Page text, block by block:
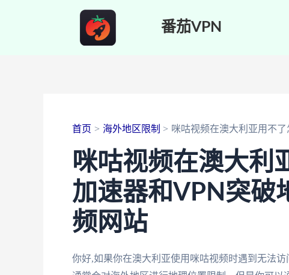
番茄VPN
首页 海外地区限制 咪咕视频在澳大利亚用不了
咪咕视频在澳大利
加速器和VPN突破
频网站
你好,如果你在澳大利亚使用咪咕视频时遇到无法